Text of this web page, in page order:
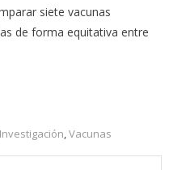
siete vacunas
de forma equitativa entre
Investigación Vacunas